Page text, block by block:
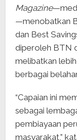
Magazine
—menobatkan
dan Best
diperoleh BTN
melibatkan
berbagai
“Capaian ini
sebagai
pembiayaan
masyarakat,”